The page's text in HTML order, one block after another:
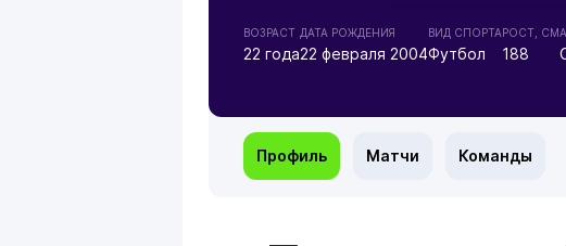
ВОЗРАСТ
22 года
ДАТА РОЖДЕНИЯ
22 февраля 2004
ВИД СПОРТА
Футбол
РОСТ, СМ
188
Профиль Матчи Команды